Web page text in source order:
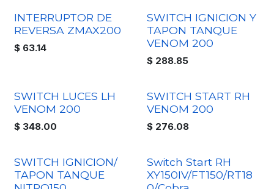
INTERRUPTOR DE
REVERSA ZMAX200
$ 63.14
SWITCH IGNICION Y
TAPON TANQUE
VENOM 200
$ 288.85
SWITCH LUCES LH
VENOM 200
$ 348.00
SWITCH START RH
VENOM 200
$ 276.08
SWITCH IGNICION/
TAPON TANQUE
Switch Start RH
XY150IV/FT150/RT18